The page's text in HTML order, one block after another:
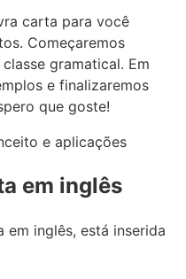
carta para você
Começaremos
gramatical. Em
e finalizaremos
que goste!
em inglês
em inglês, está inserida